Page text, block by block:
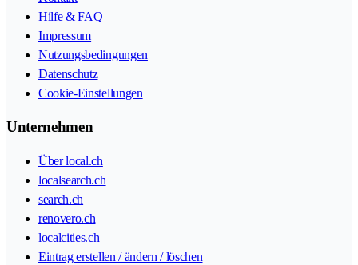
Hilfe & FAQ
Impressum
Nutzungsbedingungen
Datenschutz
Cookie-Einstellungen
Unternehmen
Über local.ch
localsearch.ch
search.ch
renovero.ch
localcities.ch
Eintrag erstellen / ändern / löschen